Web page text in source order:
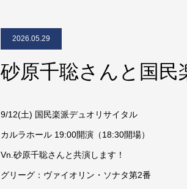
2026.05.29
砂原千聡さんと国民
9/12(土) 国民楽派デュオリサイタル
カルラホール 19:00開演（18:30開場）
Vn.砂原千聡さんと共演します！
グリーグ：ヴァイオリン・ソナタ第2番